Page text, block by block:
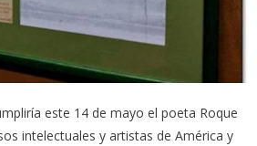
este 14 de mayo el poeta Roque
intelectuales y artistas de América y